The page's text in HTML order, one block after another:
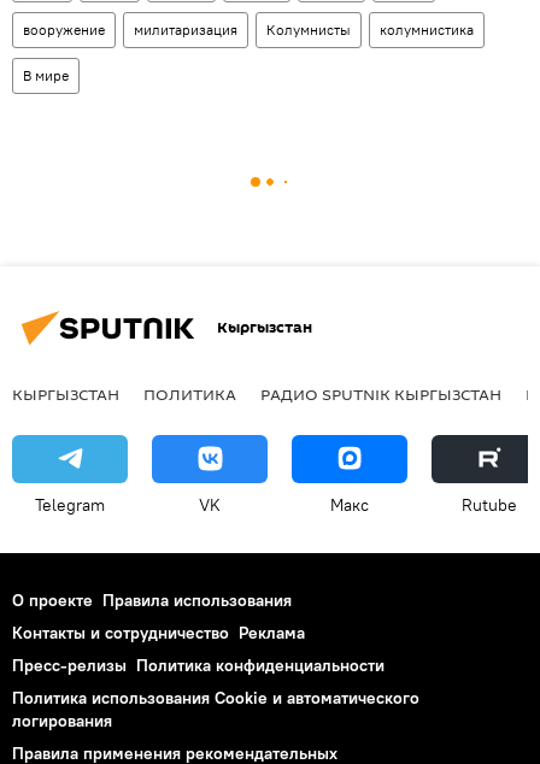
вооружение милитаризация Колумнисты колумнистика
В мире
Кыргызстан
КЫРГЫЗСТАН ПОЛИТИКА РАДИО SPUTNIK КЫРГЫЗСТАН
Telegram VK Макс Rutube
О проекте Правила использования
Контакты и сотрудничество Реклама
Пресс-релизы Политика конфиденциальности
Политика использования Cookie и автоматического
логирования
Правила применения рекомендательных